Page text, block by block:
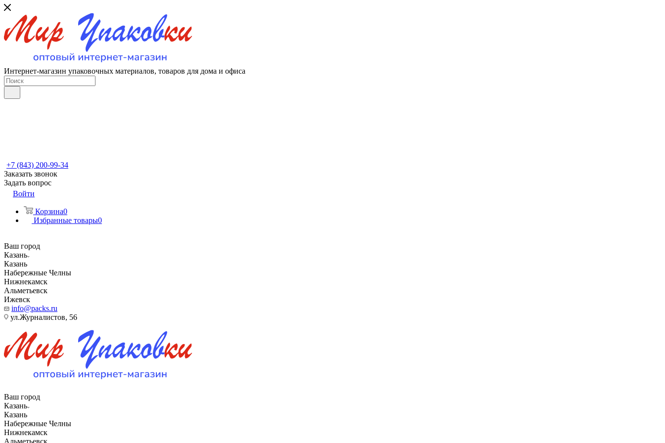
Интернет-магазин упаковочных материалов, товаров для дома и офиса
+7 (843) 200-99-34
Заказать звонок
Задать вопрос
Войти
Корзина0
Избранные товары0
Ваш город
Казань
Казань
Набережные Челны
Нижнекамск
Альметьевск
Ижевск
info@packs.ru
ул.Журналистов, 56
Ваш город
Казань
Казань
Набережные Челны
Нижнекамск
Альметьевск